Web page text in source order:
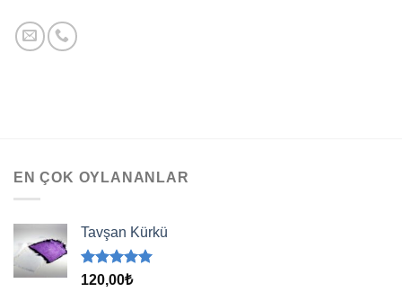
EN ÇOK OYLANANLAR
Tavşan Kürkü
5 üzerinden
120,00₺